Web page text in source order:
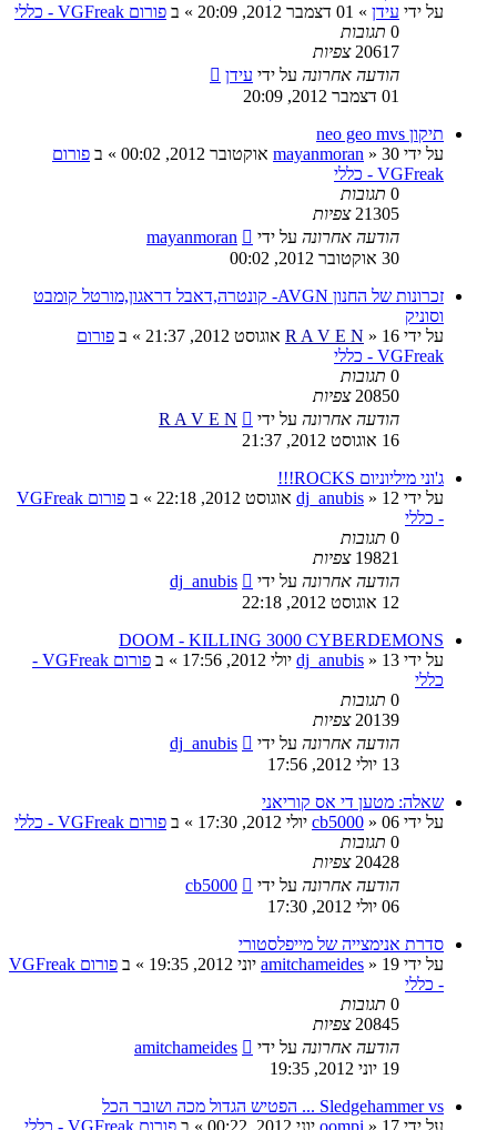
על ידי עידן » 01 דצמבר 2012, 20:09 » ב פורום VGFreak - כללי
0 תגובות
20617 צפיות
הודעה אחרונה על ידי עידן
01 דצמבר 2012, 20:09
תיקון neo geo mvs
על ידי
mayanmoran » 30 אוקטובר 2012, 00:02 » ב פורום
VGFreak - כללי
0 תגובות
21305 צפיות
הודעה אחרונה על ידי
mayanmoran
30 אוקטובר 2012, 00:02
זכרונות של החנון AVGN- קונטרה,דאבל דראגון,מורטל קומבט
וסוניק
על ידי
R A V E N » 16 אוגוסט 2012, 21:37 » ב פורום
VGFreak - כללי
0 תגובות
20850 צפיות
הודעה אחרונה על ידי
R A V E N
16 אוגוסט 2012, 21:37
ג'וני מיליוניום ROCKS!!!
על ידי
dj_anubis » 12 אוגוסט 2012, 22:18 » ב
פורום VGFreak
- כללי
0 תגובות
19821 צפיות
הודעה אחרונה על ידי
dj_anubis
12 אוגוסט 2012, 22:18
DOOM - KILLING 3000 CYBERDEMONS
על ידי
dj_anubis » 13 יולי 2012, 17:56 » ב
פורום VGFreak -
כללי
0 תגובות
20139 צפיות
הודעה אחרונה על ידי
dj_anubis
13 יולי 2012, 17:56
שאלה: מטען די אס קוריאני
על ידי
cb5000 » 06 יולי 2012, 17:30 » ב פורום VGFreak - כללי
0 תגובות
20428 צפיות
הודעה אחרונה על ידי
cb5000
06 יולי 2012, 17:30
סדרת אנימצייה של מייפלסטורי
על ידי
amitchameides » 19 יוני 2012, 19:35 » ב
פורום VGFreak
- כללי
0 תגובות
20845 צפיות
הודעה אחרונה על ידי
amitchameides
19 יוני 2012, 19:35
Sledgehammer vs ... הפטיש הגדול מכה ושובר הכל